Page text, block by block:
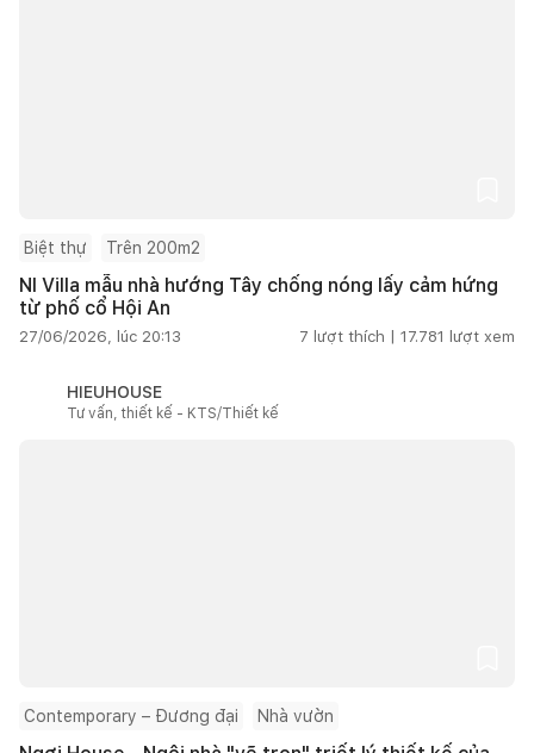
Biệt thự Trên 200m2
NI Villa mẫu nhà hướng Tây chống nóng lấy cảm hứng
từ phố cổ Hội An
27/06/2026, lúc 20:13 7 lượt thích | 17.781 lượt xem
HIEUHOUSE
Tư vấn, thiết kế - KTS/Thiết kế
Contemporary – Đương đại Nhà vườn